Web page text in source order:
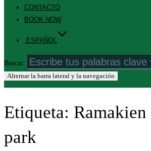
CONTACTO
BOOK NOW
ESPAÑOL
Buscar:
Alternar la barra lateral y la navegación
Etiqueta: Ramakien
park